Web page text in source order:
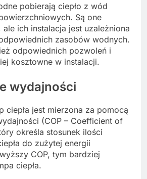
pobierają ciepło z wód
Są one
ich instalacja jest uzależniona
zasobów wodnych.
odpowiednich pozwoleń i
kosztowne w instalacji.
wydajności
ciepła jest mierzona za pomocą
(COP – Coefficient of
określa stosunek ilości
do zużytej energii
COP, tym bardziej
ciepła.